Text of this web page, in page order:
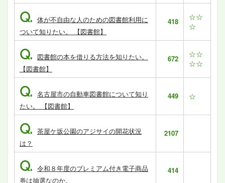
Q. 体が不自由な人のための図書館利用に
ついて知りたい。 【図書館】
418
☆☆
☆
Q. 図書館の本を借りる方法を知りたい。
【図書館】
672
☆☆
☆☆
Q. 名古屋市の自動車図書館について知り
たい。 【図書館】
449 ☆
Q. 茶屋ケ坂公園のアジサイの開花状況
は？
2107
Q. 令和８年度のプレミアム付き電子商品
券は抽選なのか。
414